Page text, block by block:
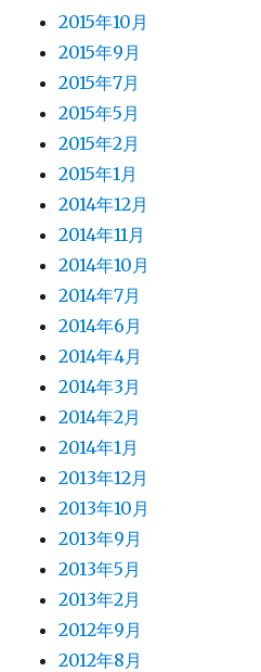
2015年10月
2015年9月
2015年7月
2015年5月
2015年2月
2015年1月
2014年12月
2014年11月
2014年10月
2014年7月
2014年6月
2014年4月
2014年3月
2014年2月
2014年1月
2013年12月
2013年10月
2013年9月
2013年5月
2013年2月
2012年9月
2012年8月